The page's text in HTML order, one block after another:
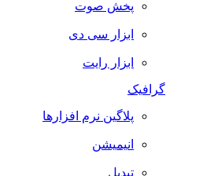
پخش صوت
ابزار سی دی
ابزار رایت
گرافیک
پلاگین نرم افزارها
انیمیشن
تبدیل